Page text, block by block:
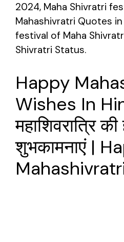
2024, Maha Shivratri
Mahashivratri Quotes in
festival of Maha
Shivratri Status.
Happy
Wishes In
महाशिवरात्रि की
शुभकामनाएं |